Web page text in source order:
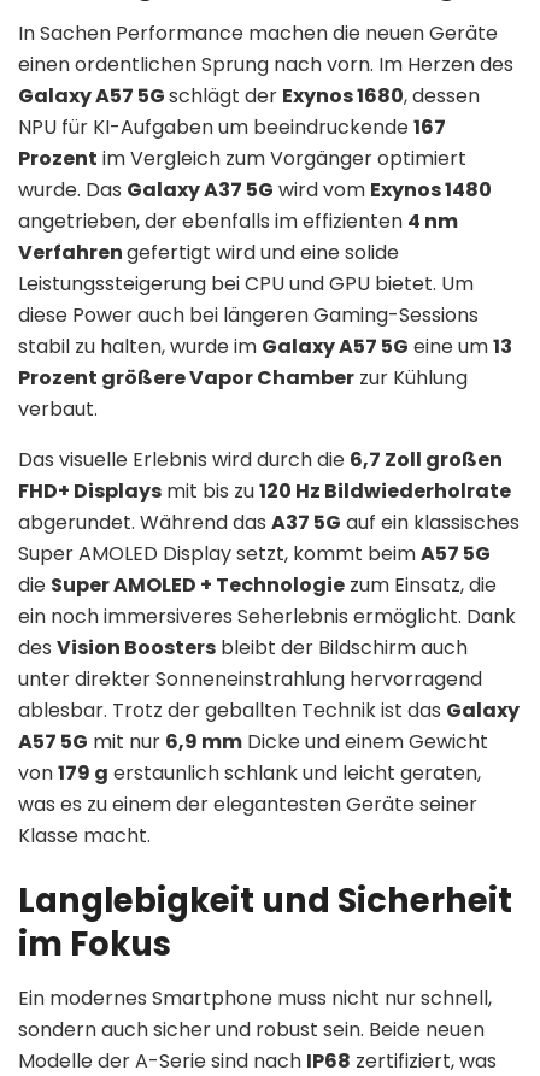
In Sachen Performance machen die neuen Geräte
einen ordentlichen Sprung nach vorn. Im Herzen des
Galaxy A57 5Gschlägt der Exynos 1680, dessen
NPU für KI-Aufgaben um beeindruckende167
Prozent im Vergleich zum Vorgänger optimiert
wurde. Das Galaxy A37 5G wird vom Exynos 1480
angetrieben, der ebenfalls im effizienten 4 nm
Verfahrengefertigt wird und eine solide
Leistungssteigerung bei CPU und GPU bietet. Um
diese Power auch bei längeren Gaming-Sessions
stabil zu halten, wurde im Galaxy A57 5G eine um13
Prozent größere Vapor Chamber zur Kühlung
verbaut.
Das visuelle Erlebnis wird durch die 6,7 Zoll großen
FHD+ Displays mit bis zu120 Hz Bildwiederholrate
abgerundet. Während das A37 5G auf ein klassisches
Super AMOLED Display setzt, kommt beimA57 5G
die Super AMOLED + Technologie zum Einsatz, die
ein noch immersiveres Seherlebnis ermöglicht. Dank
des Vision Boosters bleibt der Bildschirm auch
unter direkter Sonneneinstrahlung hervorragend
ablesbar. Trotz der geballten Technik ist das Galaxy
A57 5G mit nur 6,9 mm Dicke und einem Gewicht
von179 g erstaunlich schlank und leicht geraten,
was es zu einem der elegantesten Geräte seiner
Klasse macht.
Langlebigkeit und Sicherheit
im Fokus
Ein modernes Smartphone muss nicht nur schnell,
sondern auch sicher und robust sein. Beide neuen
Modelle der A-Serie sind nach IP68 zertifiziert, was